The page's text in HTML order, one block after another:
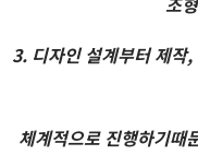
3. 디자인 설계부터 제작
체계적으로 진행하기때